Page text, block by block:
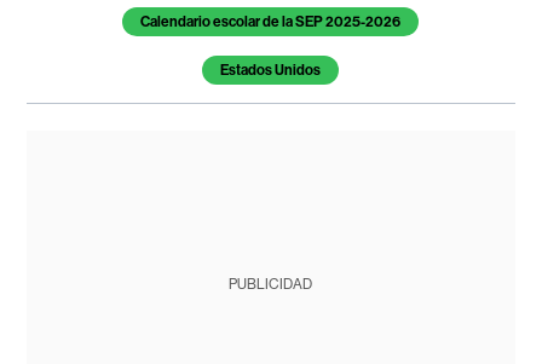
Calendario escolar de la SEP 2025-2026
Estados Unidos
PUBLICIDAD